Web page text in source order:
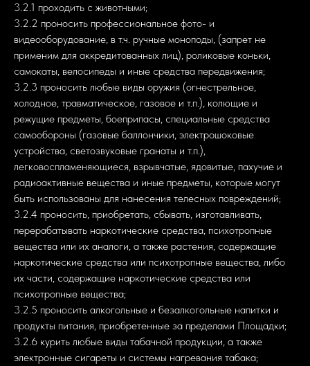
3.2.1 проходить с животными;
3.2.2 проносить профессиональное фото- и
видеооборудование, в т.ч. ручные моноподы, (запрет не
применим для аккредитованных лиц), роликовые коньки,
самокаты, велосипеды и иные средства передвижения;
3.2.3 проносить любые виды оружия (огнестрельное,
холодное, травматическое, газовое и т.п.), колющие и
режущие предметы, боеприпасы, специальные средства
самообороны (газовые баллончики, электрошоковые
устройства, светозвуковые гранаты и т.п.),
легковоспламеняющиеся, взрывчатые, ядовитые, пахучие и
радиоактивные вещества и иные предметы, которые могут
быть использованы для нанесения телесных повреждений;
3.2.4 проносить, приобретать, сбывать, изготавливать,
перерабатывать наркотические средства, психотропные
вещества или их аналоги, а также растения, содержащие
наркотические средства или психотропные вещества, либо
их части, содержащие наркотические средства или
психотропные вещества;
3.2.5 проносить алкогольные и безалкогольные напитки и
продукты питания, приобретенные за пределами Площадки;
3.2.6 курить любые виды табачной продукции, а также
электронные сигареты и системы нагревания табака;